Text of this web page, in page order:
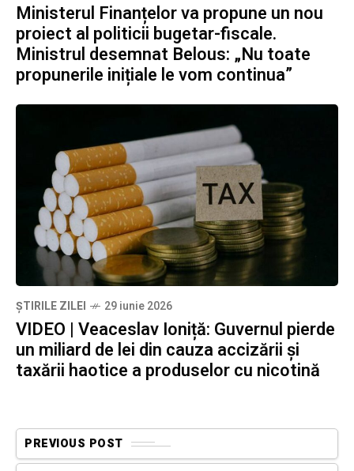
Ministerul Finanțelor va propune un nou
proiect al politicii bugetar-fiscale.
Ministrul desemnat Belous: „Nu toate
propunerile inițiale le vom continua”
ȘTIRILE ZILEI 29 iunie 2026
VIDEO | Veaceslav Ioniță: Guvernul pierde
un miliard de lei din cauza accizării și
taxării haotice a produselor cu nicotină
PREVIOUS POST